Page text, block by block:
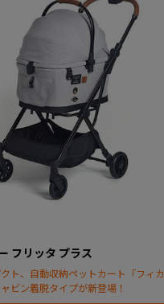
フリッタ プラス
ト、自動収納ペットカート「フィカ
ビン着脱タイプが新登場！